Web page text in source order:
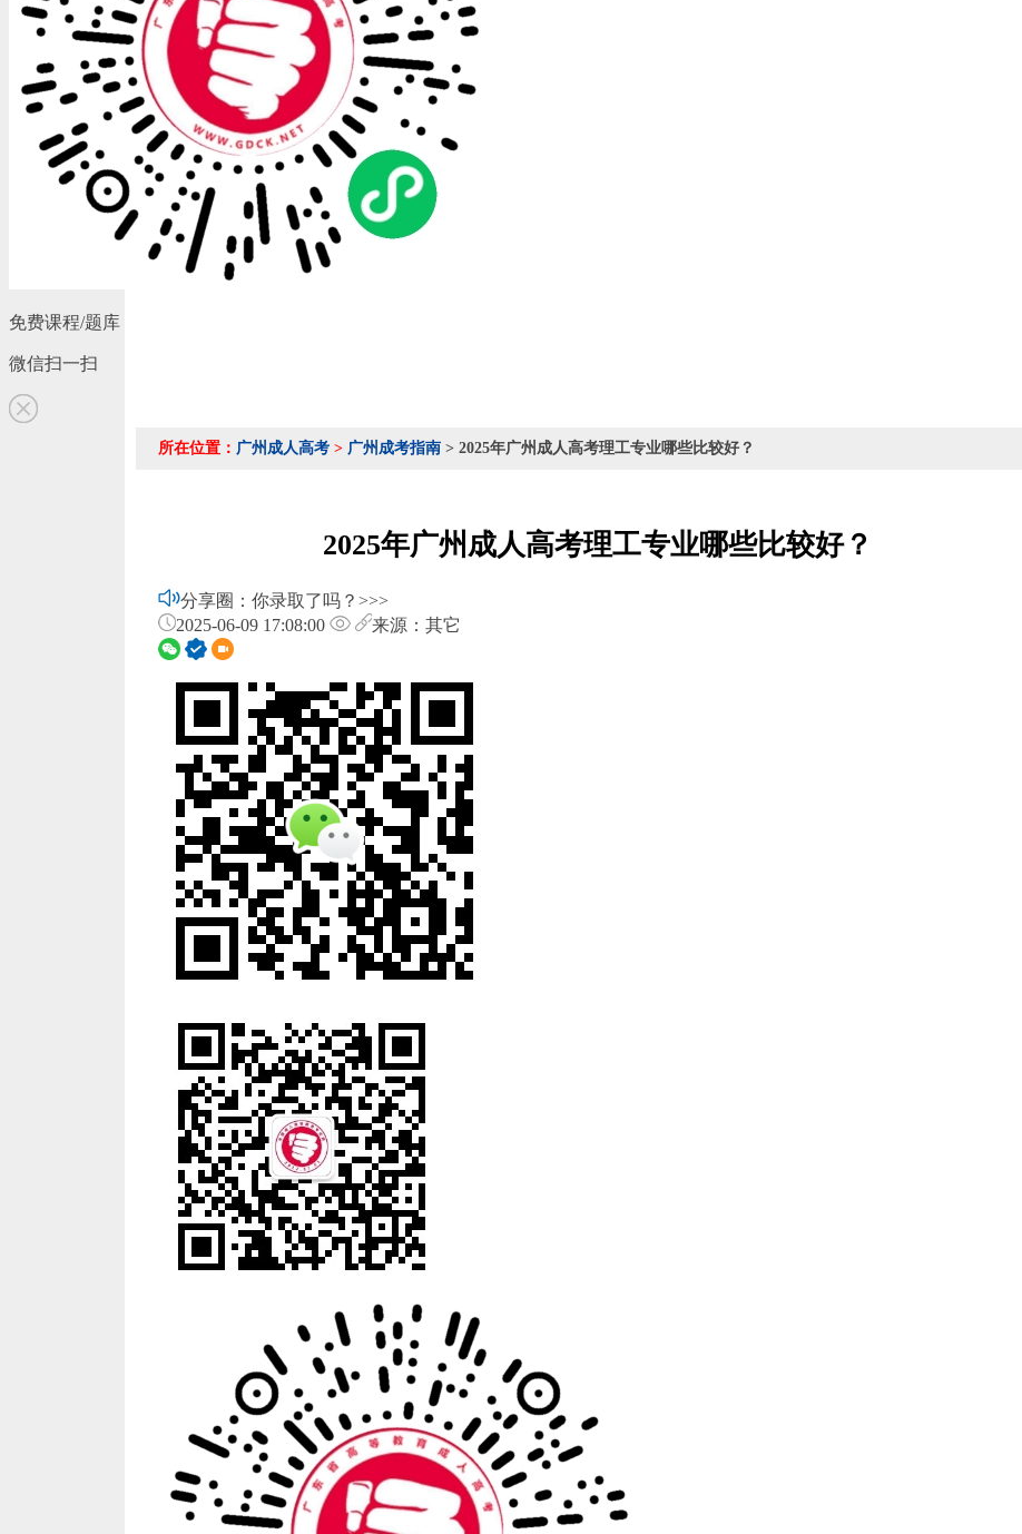
免费课程/题库
微信扫一扫
所在位置： 广州成人高考 > 广州成考指南 > 2025年广州成人高考理工专业哪些比较好？
2025年广州成人高考理工专业哪些比较好？
分享圈：你录取了吗？>>>
2025-06-09 17:08:00
来源：其它